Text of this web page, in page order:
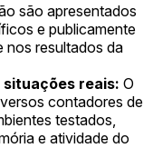
são apresentados
e publicamente
nos resultados da
situações reais: O
contadores de
testados,
e atividade do